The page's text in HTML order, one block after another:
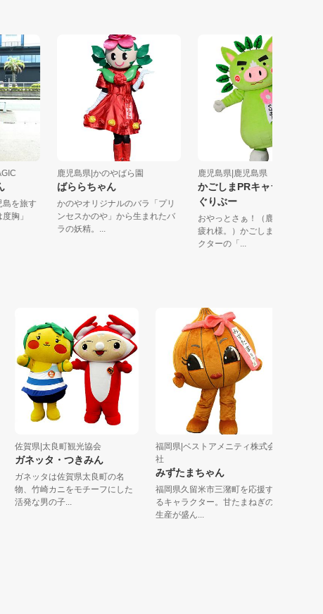
MAGIC
くん
鹿児島を旅す
ナは度胸」
鹿児島県|かのやばら園
ばららちゃん
かのやオリジナルのバラ「プリ
ンセスかのや」から生まれたバ
ラの妖精。...
鹿児島県|鹿児島県
かごしまPRキャラク
ぐりぶー
おやっとさぁ！（鹿児島弁
疲れ様。）かごしまＰＲキ
クターの「...
賀県|太良町観光協会
ネッタ・つきみん
ネッタは佐賀県太良町の名
、竹崎カニをモチーフにした
発な男の子...
福岡県|ベストアメニティ株式会
みずたまちゃん
福岡県久留米市三潴町を応援す
るキャラクター。甘たまねぎの
生産が盛ん...